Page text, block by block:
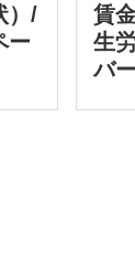
）/
ー
賃
生
バ